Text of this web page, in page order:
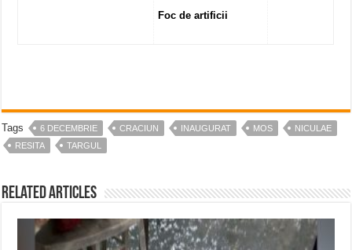
Foc de artificii
Tags 6 DECEMBRIE CRACIUN INAUGURAT MOS
NICULAE
RESITA
TARGUL
Related Articles